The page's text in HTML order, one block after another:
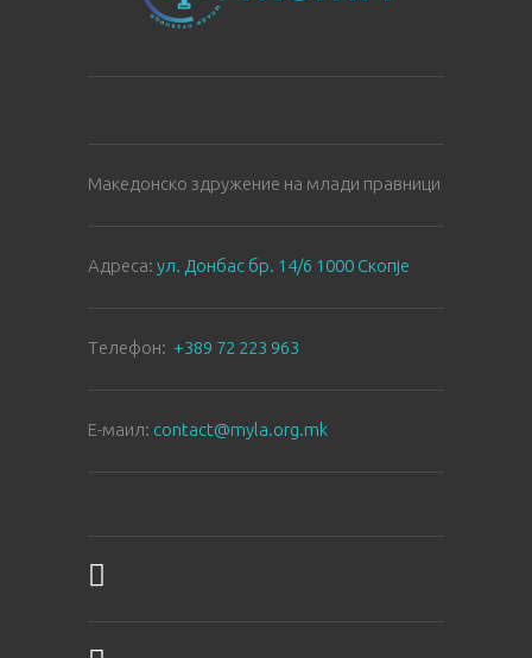
Македонско здружение на млади правници
Aдреса: ул. Донбас бр. 14/6 1000 Скопје
Tелефон: +389 72 223 963
E-маил: contact@myla.org.mk